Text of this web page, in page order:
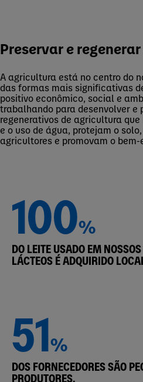
Preservar e
A agricultura está no centro do
das formas mais significativas
positivo econômico, social e
trabalhando para desenvolver e
regenerativos de agricultura que
e o uso de água, protejam o
agricultores e promovam o
100%
DO LEITE USADO EM
LÁCTEOS É ADQUIRIDO
51%
DOS FORNECEDORES SÃO
PRODUTORES.